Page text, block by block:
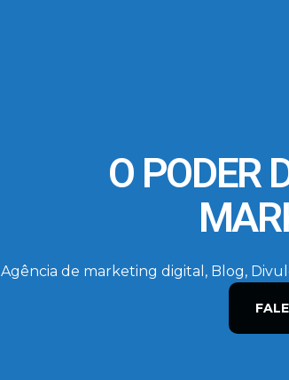
O PODER
Agência de marketing digital , Blog,